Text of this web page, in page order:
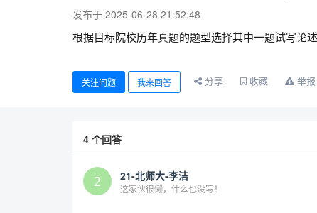
发布于 2025-06-28 21:52:48
根据目标院校历年真题的题型选择其中一题试写论
关注问题 我来回答 分享 收藏 举报
4 个回答
21-北师大-李洁
这家伙很懒，什么也没写！